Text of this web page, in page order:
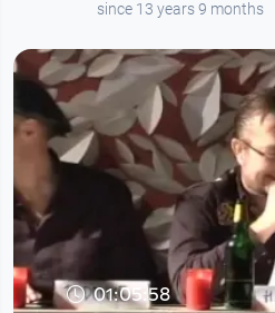
since 13 years 9 months
01:05:58